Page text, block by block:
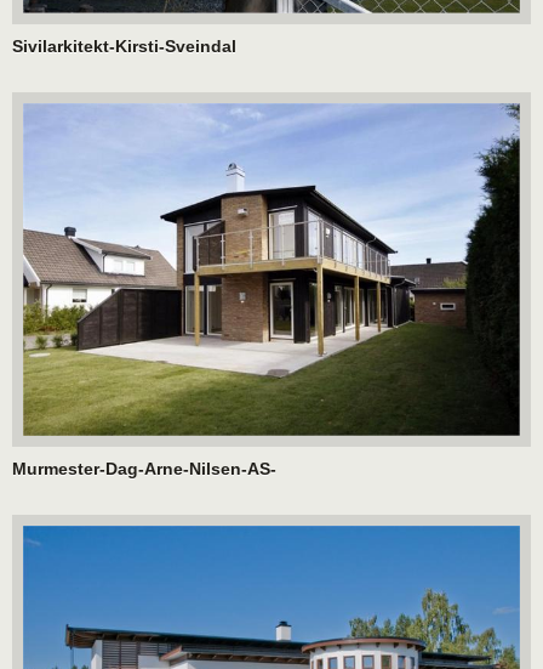
Sivilarkitekt-Kirsti-Sveindal
Murmester-Dag-Arne-Nilsen-AS-